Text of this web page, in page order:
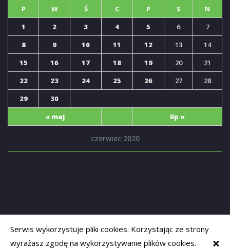
czerwiec 2020
P W Ś C P S N
« maj lip »
1 2 3 4 5 6
7
8
9 10 11 12 13
14
15
16 17 18 19 20
21
22
23 24 25 26 27
28
29
30
Serwis wykorzystuje pliki cookies. Korzystając ze strony
wyrażasz zgodę na wykorzystywanie plików cookies.